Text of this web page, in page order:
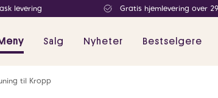
levering Gratis hjemlevering over
Salg Nyheter Bestselgere
til Kropp